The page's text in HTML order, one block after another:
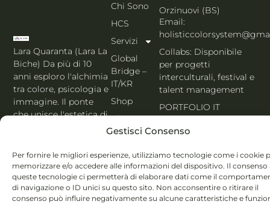
Gestisci Consenso
Per fornire le migliori esperienze, utilizziamo tecnologie come i cookie
memorizzare e/o accedere alle informazioni del dispositivo. Il consenso
queste tecnologie ci permetterà di elaborare dati come il
di navigazione o ID unici su questo sito. Non acconsentire o ritirare il
consenso può influire negativamente su alcune caratteristiche e
Lara Quaranta (Lara La
Biche) Da più di 10
anni esploro l'alchimia
tra colore, psicologia e
immagine. Il ponte
che unisce l'estetica di
MBTI, Enneagramma &
Holistic Color
System®.
Chi Sono
HCS
Servizi
Global
Bridge –
IT/KR
Shop
Blog
Contatti
Italiano
Orzinuovi (BS)
Email:
Collabs: Disponibile
per progetti
interculturali, festival e
talent management
PORTFOLIO IT